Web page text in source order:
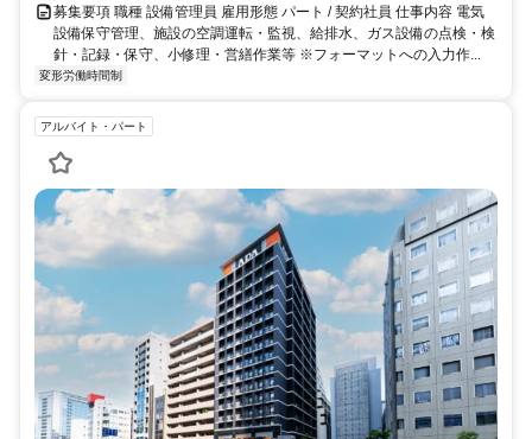
募集要項 職種 設備管理員 雇用形態 パート / 契約社員 仕事内容 電気
設備保守管理、施設の空調運転・監視、給排水、ガス設備の点検・検
針・記録・保守、小修理・営繕作業等 ※フォーマットへの入力作...
変形労働時間制
アルバイト・パート